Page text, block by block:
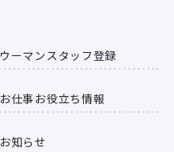
ウーマンスタッフ登録
お仕事お役立ち情報
お知らせ